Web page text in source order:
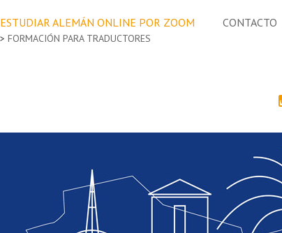
ESTUDIAR ALEMÁN ONLINE POR ZOOM
FORMACIÓN PARA TRADUCTORES
CONTACTO